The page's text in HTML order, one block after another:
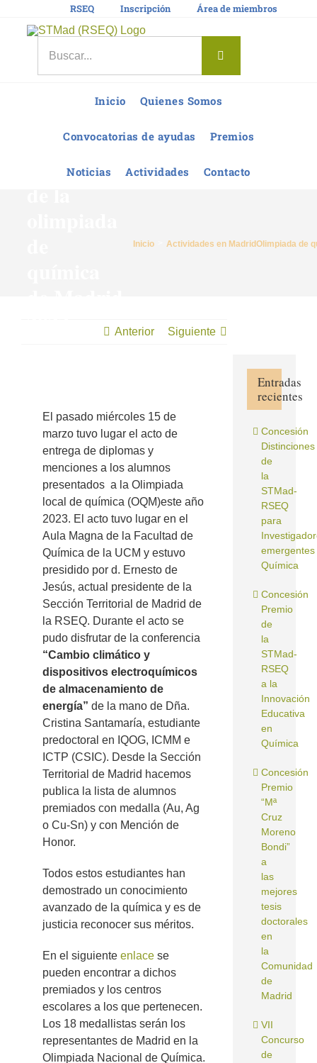
RSEQ Inscripción Área de miembros
Inicio Quienes Somos
Convocatorias de ayudas Premios
Noticias Actividades Contacto
Resultados
Inicio Actividades en MadridOlimpiada de
Anterior Siguiente
imagen
más
grande
El pasado miércoles 15 de
marzo tuvo lugar el acto de
entrega de diplomas y
menciones a los alumnos
presentados a la Olimpiada
local de química (OQM)este año
2023. El acto tuvo lugar en el
Aula Magna de la Facultad de
Química de la UCM y estuvo
presidido por d. Ernesto de
Jesús, actual presidente de la
Sección Territorial de Madrid de
la RSEQ. Durante el acto se
pudo disfrutar de la conferencia
“Cambio climático y
dispositivos electroquímicos
de almacenamiento de
energía” de la mano de Dña.
Cristina Santamaría, estudiante
predoctoral en IQOG, ICMM e
ICTP (CSIC). Desde la Sección
Territorial de Madrid hacemos
publica la lista de alumnos
premiados con medalla (Au, Ag
o Cu-Sn) y con Mención de
Honor.
Todos estos estudiantes han
demostrado un conocimiento
avanzado de la química y es de
justicia reconocer sus méritos.
En el siguiente enlace se
pueden encontrar a dichos
premiados y los centros
escolares a los que pertenecen.
Los 18 medallistas serán los
representantes de Madrid en la
Olimpiada Nacional de Química.
Entradas
recientes
Concesión
Distinciones
de
la
STMad-
RSEQ
para
emergentes
Química
Concesión
Premio
de
la
STMad-
RSEQ
a la
Innovación
Educativa
en
Química
Concesión
Premio
“Mª
Cruz
Moreno
Bondi”
a
las
mejores
tesis
doctorales
en
la
Comunidad
de
Madrid
VII
Concurso
de